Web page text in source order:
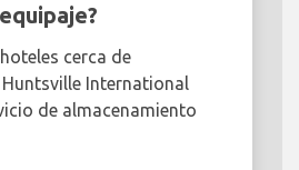
cerca de
International
de almacenamiento